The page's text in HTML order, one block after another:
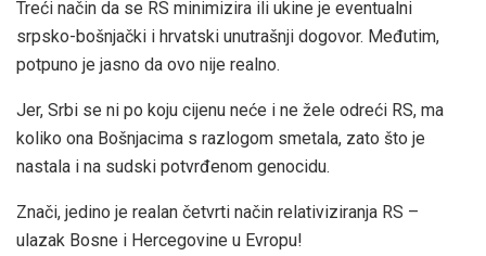
Treći način da se RS minimizira ili ukine je eventualni
srpsko-bošnjački i hrvatski unutrašnji dogovor. Međutim,
potpuno je jasno da ovo nije realno.
Jer, Srbi se ni po koju cijenu neće i ne žele odreći RS, ma
koliko ona Bošnjacima s razlogom smetala, zato što je
nastala i na sudski potvrđenom genocidu.
Znači, jedino je realan četvrti način relativiziranja RS –
ulazak Bosne i Hercegovine u Evropu!